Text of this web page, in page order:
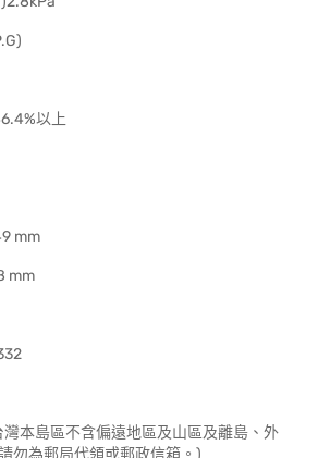
以上
mm
mm
本島區不含偏遠地區及山區及離島、外
勿為郵局代領或郵政信箱。)